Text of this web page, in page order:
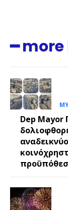
━
Dep Mayor